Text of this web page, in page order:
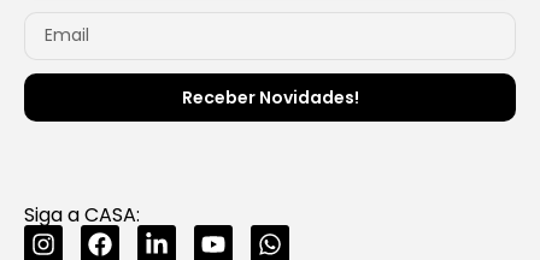
Receber Novidades!
Siga a CASA: